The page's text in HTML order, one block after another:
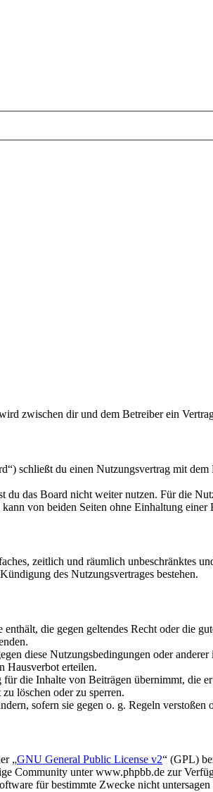
zwischen dir und dem Betreiber ein
schließt du einen Nutzungsvertrag mit
du das Board nicht weiter nutzen. Für die
von beiden Seiten ohne Einhaltung einer
zeitlich und räumlich unbeschränktes
des Nutzungsvertrages bestehen.
die gegen geltendes Recht oder die
diese Nutzungsbedingungen oder
Hausverbot erteilen.
die Inhalte von Beiträgen übernimmt, die
löschen oder zu sperren.
sofern sie gegen o. g. Regeln
„GNU General Public License v2“ (GPL)
Community unter www.phpbb.de zur
für bestimmte Zwecke nicht